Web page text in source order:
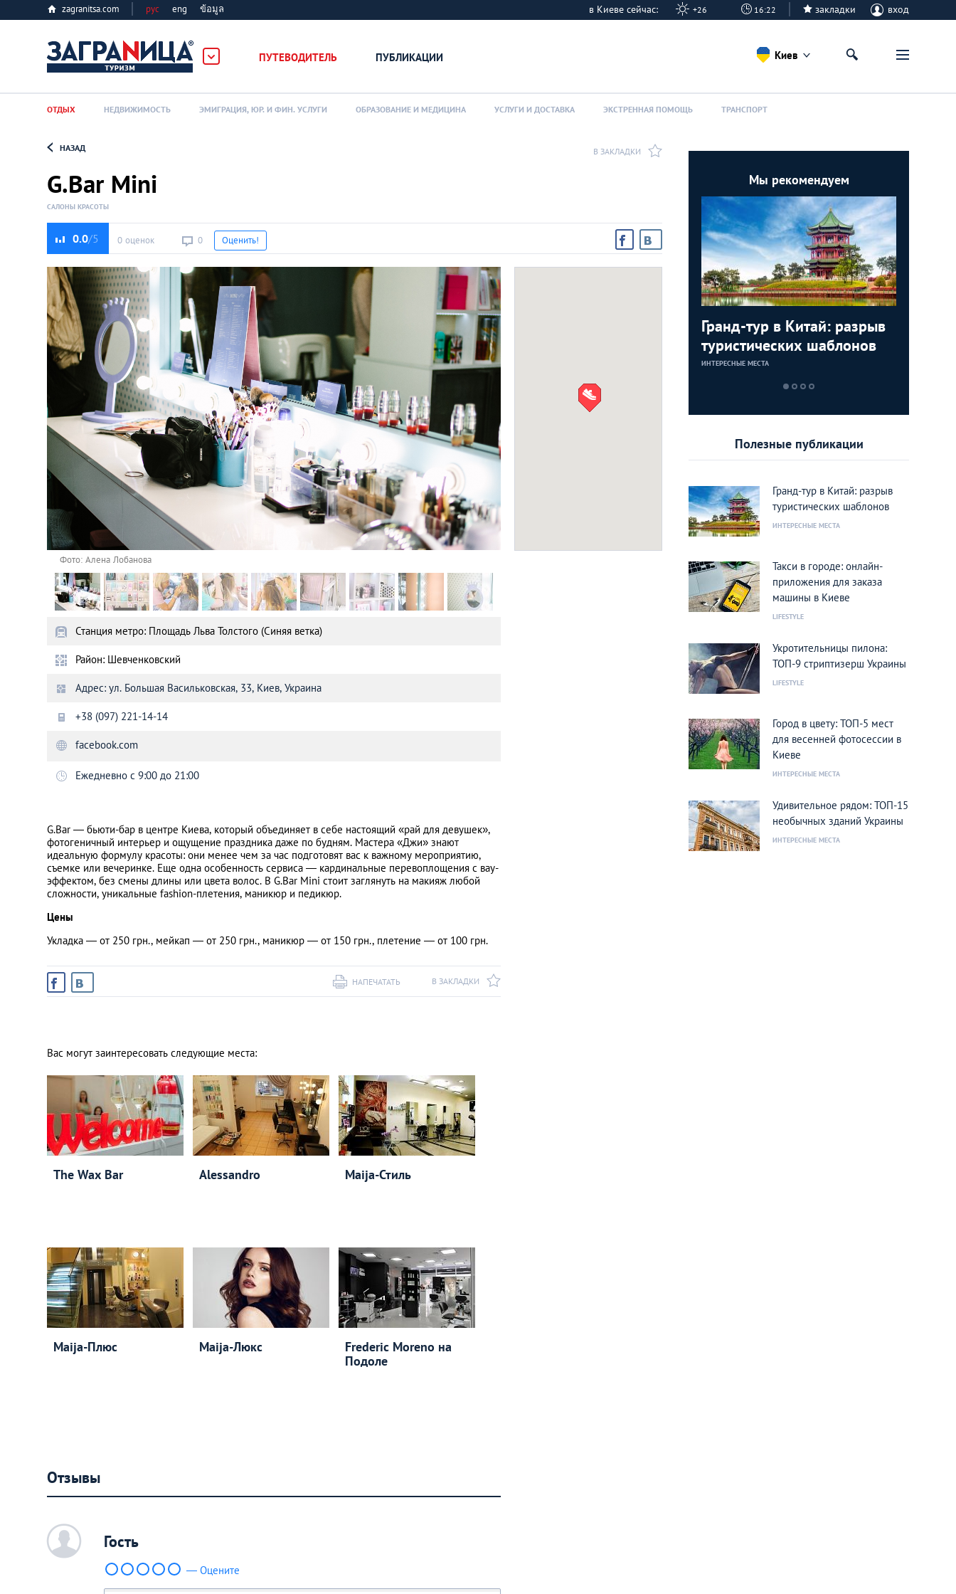
zagranitsa.com рус eng ข้อมูล в Киеве сейчас: +26 16:22 закладки вход
ПУТЕВОДИТЕЛЬ ПУБЛИКАЦИИ
Алматы
Астана
Афины
Киев
Лондон
Лос-Анджелес
Москва
Париж
Паттайя
Пхукет
Loading...
Киев
ОТДЫХ НЕДВИЖИМОСТЬ ЭМИГРАЦИЯ, ЮР. И ФИН. УСЛУГИ ОБРАЗОВАНИЕ И МЕДИЦИНА УСЛУГИ И ДОСТАВКА ЭКСТРЕННАЯ ПОМОЩЬ ТРАНСПОРТ
НАЗАД В ЗАКЛАДКИ
G.Bar Mini
САЛОНЫ КРАСОТЫ
0.0 0 оценок 0 Оценить!
Фото: Алена Лобанова
Станция метро: Площадь Льва Толстого (Синяя ветка)
Район: Шевченковский
Адрес: ул. Большая Васильковская, 33, Киев, Украина
+38 (097) 221-14-14
facebook.com
Ежедневно с 9:00 до 21:00
G.Bar — бьюти-бар в центре Киева, который объединяет в себе настоящий «рай для девушек»,
фотогеничный интерьер и ощущение праздника даже по будням. Мастера «Джи» знают
идеальную формулу красоты: они менее чем за час подготовят вас к важному мероприятию,
съемке или вечеринке. Еще одна особенность сервиса — кардинальные перевоплощения с вау-
эффектом, без смены длины или цвета волос. В G.Bar Mini стоит заглянуть на макияж любой
сложности, уникальные fashion-плетения, маникюр и педикюр.
Цены
Укладка — от 250 грн., мейкап — от 250 грн., маникюр — от 150 грн., плетение — от 100 грн.
В ЗАКЛАДКИ
НАПЕЧАТАТЬ
Вас могут заинтересовать следующие места:
The Wax Bar Alessandro Maija-Стиль
Maija-Плюс Maija-Люкс
Frederic Moreno на
Подоле
Мы рекомендуем
Гранд-тур в Китай: разрыв
туристических шаблонов
ИНТЕРЕСНЫЕ МЕСТА
Полезные публикации
Гранд-тур в Китай: разрыв
туристических шаблонов
ИНТЕРЕСНЫЕ МЕСТА
Такси в городе: онлайн-
приложения для заказа
машины в Киеве
LIFESTYLE
Укротительницы пилона:
ТОП-9 стриптизерш Украины
LIFESTYLE
Город в цвету: ТОП-5 мест
для весенней фотосессии в
Киеве
ИНТЕРЕСНЫЕ МЕСТА
Удивительное рядом: ТОП-15
необычных зданий Украины
ИНТЕРЕСНЫЕ МЕСТА
Отзывы
c Гость
— Оцените